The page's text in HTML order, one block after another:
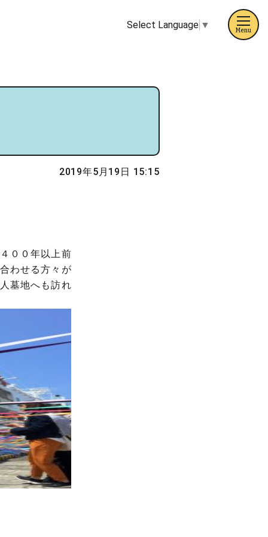
Select Language ▼
2019年5月19日 15:15
００年以上前
わせる方々が
墓地へも訪れ
Menu